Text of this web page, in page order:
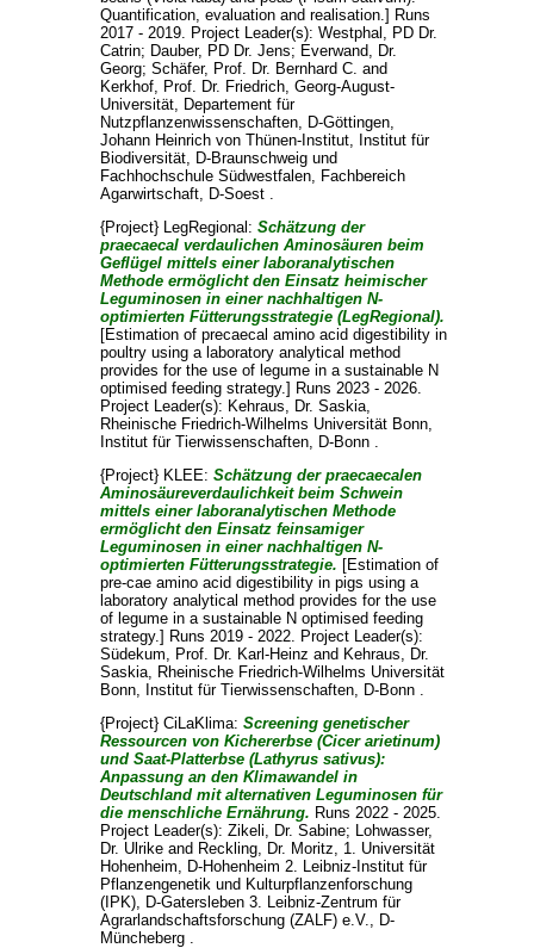
Quantification, evaluation and realisation.] Runs
2017 - 2019. Project Leader(s): Westphal, PD Dr.
Catrin; Dauber, PD Dr. Jens; Everwand, Dr.
Georg; Schäfer, Prof. Dr. Bernhard C. and
Kerkhof, Prof. Dr. Friedrich, Georg-August-
Universität, Departement für
Nutzpflanzenwissenschaften, D-Göttingen,
Johann Heinrich von Thünen-Institut, Institut für
Biodiversität, D-Braunschweig und
Fachhochschule Südwestfalen, Fachbereich
Agarwirtschaft, D-Soest .
{Project} LegRegional: Schätzung der
praecaecal verdaulichen Aminosäuren beim
Geflügel mittels einer laboranalytischen
Methode ermöglicht den Einsatz heimischer
Leguminosen in einer nachhaltigen N-
optimierten Fütterungsstrategie (LegRegional).
[Estimation of precaecal amino acid digestibility in
poultry using a laboratory analytical method
provides for the use of legume in a sustainable N
optimised feeding strategy.] Runs 2023 - 2026.
Project Leader(s): Kehraus, Dr. Saskia,
Rheinische Friedrich-Wilhelms Universität Bonn,
Institut für Tierwissenschaften, D-Bonn .
{Project} KLEE: Schätzung der praecaecalen
Aminosäureverdaulichkeit beim Schwein
mittels einer laboranalytischen Methode
ermöglicht den Einsatz feinsamiger
Leguminosen in einer nachhaltigen N-
optimierten Fütterungsstrategie. [Estimation of
pre-cae amino acid digestibility in pigs using a
laboratory analytical method provides for the use
of legume in a sustainable N optimised feeding
strategy.] Runs 2019 - 2022. Project Leader(s):
Südekum, Prof. Dr. Karl-Heinz and Kehraus, Dr.
Saskia, Rheinische Friedrich-Wilhelms Universität
Bonn, Institut für Tierwissenschaften, D-Bonn .
{Project} CiLaKlima: Screening genetischer
Ressourcen von Kichererbse (Cicer arietinum)
und Saat-Platterbse (Lathyrus sativus):
Anpassung an den Klimawandel in
Deutschland mit alternativen Leguminosen für
die menschliche Ernährung. Runs 2022 - 2025.
Project Leader(s): Zikeli, Dr. Sabine; Lohwasser,
Dr. Ulrikeand Reckling, Dr. Moritz, 1. Universität
Hohenheim, D-Hohenheim 2. Leibniz-Institut für
Pflanzengenetik und Kulturpflanzenforschung
(IPK), D-Gatersleben 3. Leibniz-Zentrum für
Agrarlandschaftsforschung (ZALF) e.V., D-
Müncheberg .